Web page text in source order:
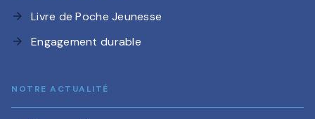
arrow_forward Livre de Poche Jeunesse
arrow_forward Engagement durable
NOTRE ACTUALITÉ